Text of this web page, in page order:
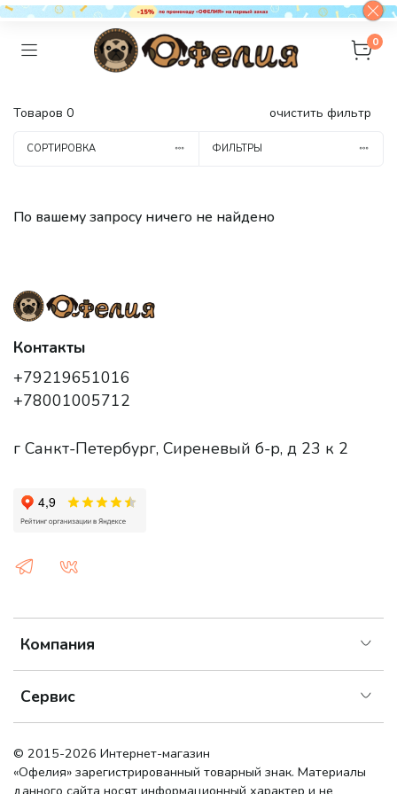
0
Товаров 0 очистить фильтр
СОРТИРОВКА ФИЛЬТРЫ
По вашему запросу ничего не найдено
Компания
Сервис
Контакты
+79219651016
+78001005712
г Санкт-Петербург, Сиреневый б-р, д 23 к 2
© 2015-2026 Интернет-магазин
«Офелия» зарегистрированный товарный знак. Материалы